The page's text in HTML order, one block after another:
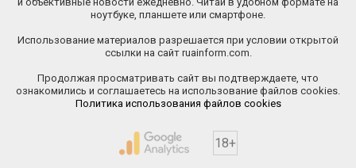
ноутбуке, планшете или смартфоне.
Использование материалов разрешается при условии открытой
ссылки на сайт ruainform.com.
Продолжая просматривать сайт вы подтверждаете, что
ознакомились и соглашаетесь на использование файлов cookies.
Политика использования файлов cookies
18+